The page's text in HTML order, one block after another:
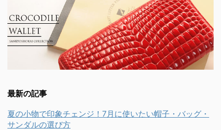
最新の記事
夏の小物で印象チェンジ！7月に使いたい帽子・バッグ・
サンダルの選び方